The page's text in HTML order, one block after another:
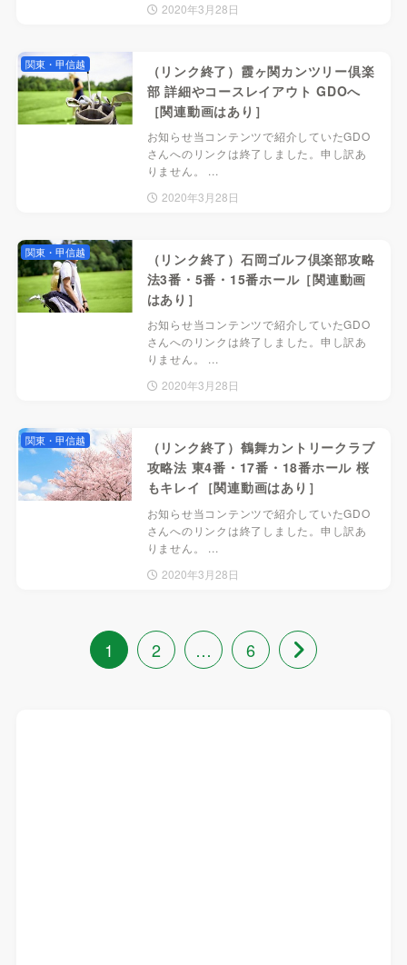
2020年3月28日
（リンク終了）霞ヶ関カンツリー倶楽
部 詳細やコースレイアウト GDOへ
［関連動画はあり］
お知らせ当コンテンツで紹介していたGDO
さんへのリンクは終了しました。申し訳あ
りません。 ...
2020年3月28日
関東・甲信越
（リンク終了）石岡ゴルフ倶楽部攻略
法3番・5番・15番ホール［関連動画
はあり］
お知らせ当コンテンツで紹介していたGDO
さんへのリンクは終了しました。申し訳あ
りません。 ...
2020年3月28日
関東・甲信越
（リンク終了）鶴舞カントリークラブ
攻略法 東4番・17番・18番ホール 桜
もキレイ［関連動画はあり］
お知らせ当コンテンツで紹介していたGDO
さんへのリンクは終了しました。申し訳あ
りません。 ...
2020年3月28日
関東・甲信越
1 2 … 6